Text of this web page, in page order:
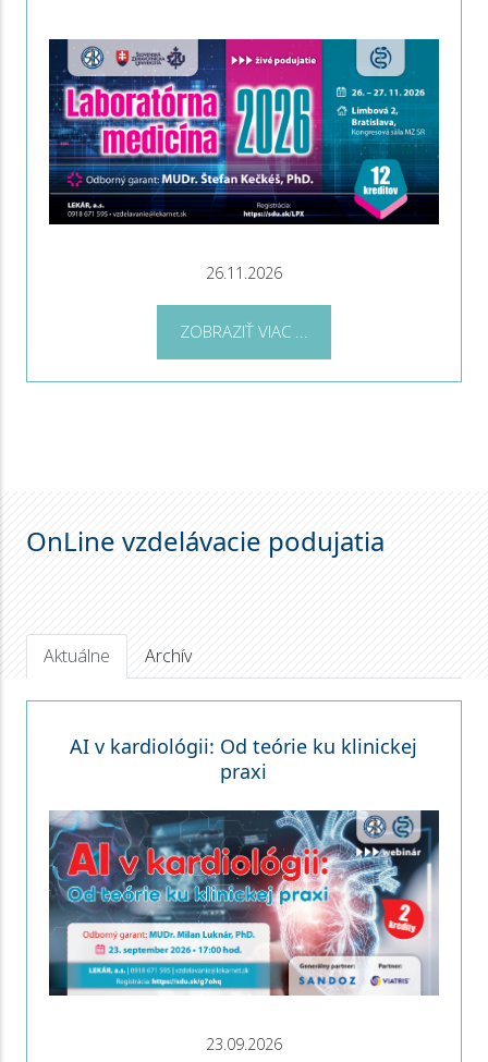
26.11.2026
ZOBRAZIŤ VIAC ...
OnLine vzdelávacie podujatia
Aktuálne Archív
AI v kardiológii: Od teórie ku klinickej
praxi
23.09.2026